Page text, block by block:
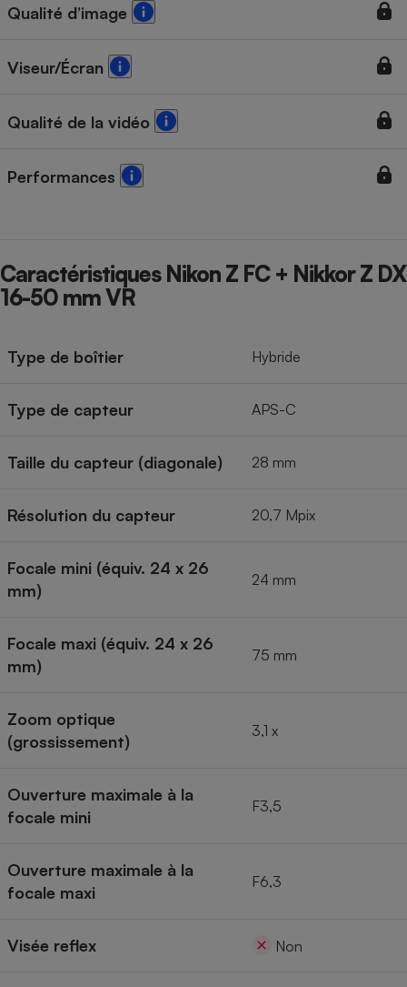
Qualité d’image
Viseur/Écran
Qualité de la vidéo
Performances
Caractéristiques Nikon Z FC + Nikkor Z DX
16-50 mm VR
Type de boîtier Hybride
Type de capteur APS-C
Taille du capteur (diagonale) 28 mm
Résolution du capteur 20,7 Mpix
Focale mini (équiv. 24 x 26
mm)
24 mm
Focale maxi (équiv. 24 x 26
mm)
75 mm
Zoom optique
(grossissement)
3,1 x
Ouverture maximale à la
focale mini
F3,5
Ouverture maximale à la
focale maxi
F6,3
Visée reflex Non